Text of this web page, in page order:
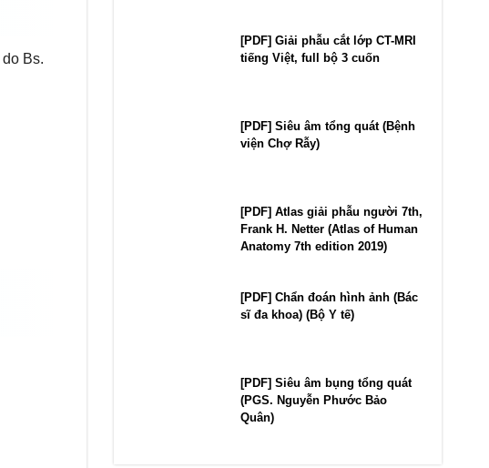
do Bs.
[PDF] Giải phẫu cắt lớp CT-MRI
tiếng Việt, full bộ 3 cuốn
[PDF] Siêu âm tổng quát (Bệnh
viện Chợ Rẫy)
[PDF] Atlas giải phẫu người 7th,
Frank H. Netter (Atlas of Human
Anatomy 7th edition 2019)
[PDF] Chẩn đoán hình ảnh (Bác
sĩ đa khoa) (Bộ Y tế)
[PDF] Siêu âm bụng tổng quát
(PGS. Nguyễn Phước Bảo
Quân)